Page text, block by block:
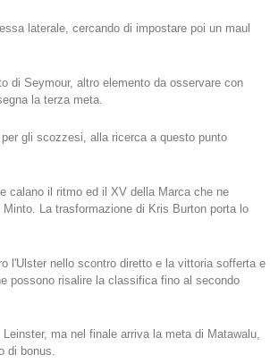
laterale, cercando di impostare poi un maul
di Seymour, altro elemento da osservare con
la terza meta.
gli scozzesi, alla ricerca a questo punto
calano il ritmo ed il XV della Marca che ne
La trasformazione di Kris Burton porta lo
l'Ulster nello scontro diretto e la vittoria sofferta e
possono risalire la classifica fino al secondo
ma nel finale arriva la meta di Matawalu,
di bonus.